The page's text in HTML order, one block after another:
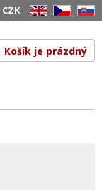
EN CZ SK
CZK
Košík je prázdný